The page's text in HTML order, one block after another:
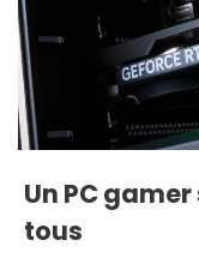
Un PC
tous